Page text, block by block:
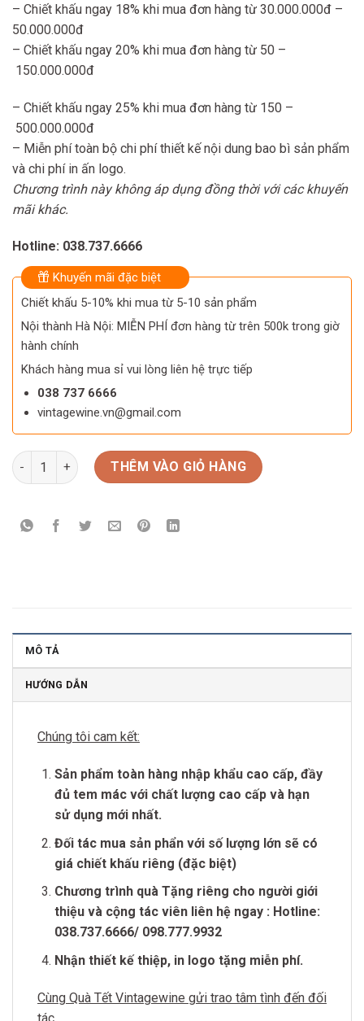
– Chiết khấu ngay 18% khi mua đơn hàng từ 30.000.000đ –
50.000.000đ
– Chiết khấu ngay 20% khi mua đơn hàng từ 50 –
150.000.000đ
– Chiết khấu ngay 25% khi mua đơn hàng từ 150 –
500.000.000đ
– Miễn phí toàn bộ chi phí thiết kế nội dung bao bì sản phẩm
và chi phí in ấn logo.
Chương trình này không áp dụng đồng thời với các khuyến
mãi khác.
Hotline: 038.737.6666
Khuyến mãi đặc biệt
Chiết khấu 5-10% khi mua từ 5-10 sản phẩm
Nội thành Hà Nội: MIỄN PHÍ đơn hàng từ trên 500k trong giờ
hành chính
Khách hàng mua sỉ vui lòng liên hệ trực tiếp
038 737 6666
vintagewine.vn@gmail.com
Hộp quà Tết Brown Gucci 24 số lượng
THÊM VÀO GIỎ HÀNG
MÔ TẢ
HƯỚNG DẪN
Chúng tôi cam kết:
Sản phẩm toàn hàng nhập khẩu cao cấp, đầy
đủ tem mác với chất lượng cao cấp và hạn
sử dụng mới nhất.
Đối tác mua sản phẩn với số lượng lớn sẽ có
giá chiết khấu riêng (đặc biệt)
Chương trình quà Tặng riêng cho người giới
thiệu và cộng tác viên liên hệ ngay : Hotline:
038.737.6666/ 098.777.9932
Nhận thiết kế thiệp, in logo tặng miễn phí.
Cùng Quà Tết Vintagewine gửi trao tâm tình đến đối